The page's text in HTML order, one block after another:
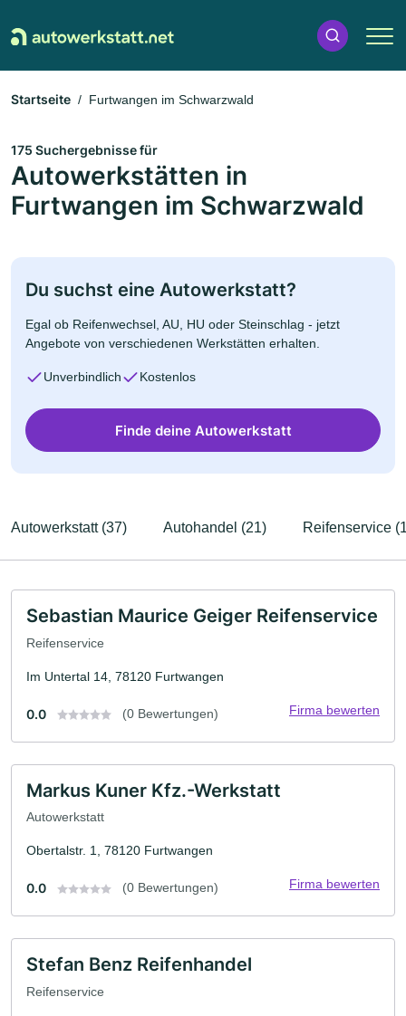
Startseite Furtwangen im Schwarzwald
175 Suchergebnisse für
Autowerkstätten in
Furtwangen im Schwarzwald
Du suchst eine Autowerkstatt?
Egal ob Reifenwechsel, AU, HU oder Steinschlag - jetzt
Angebote von verschiedenen Werkstätten erhalten.
Unverbindlich Kostenlos
Finde deine Autowerkstatt
Autowerkstatt (37) Autohandel (21) Reifenservice
Sebastian Maurice Geiger Reifenservice
Reifenservice
Im Untertal 14, 78120 Furtwangen
0.0 (0 Bewertungen) Firma bewerten
Markus Kuner Kfz.-Werkstatt
Autowerkstatt
Obertalstr. 1, 78120 Furtwangen
0.0 (0 Bewertungen) Firma bewerten
Stefan Benz Reifenhandel
Reifenservice